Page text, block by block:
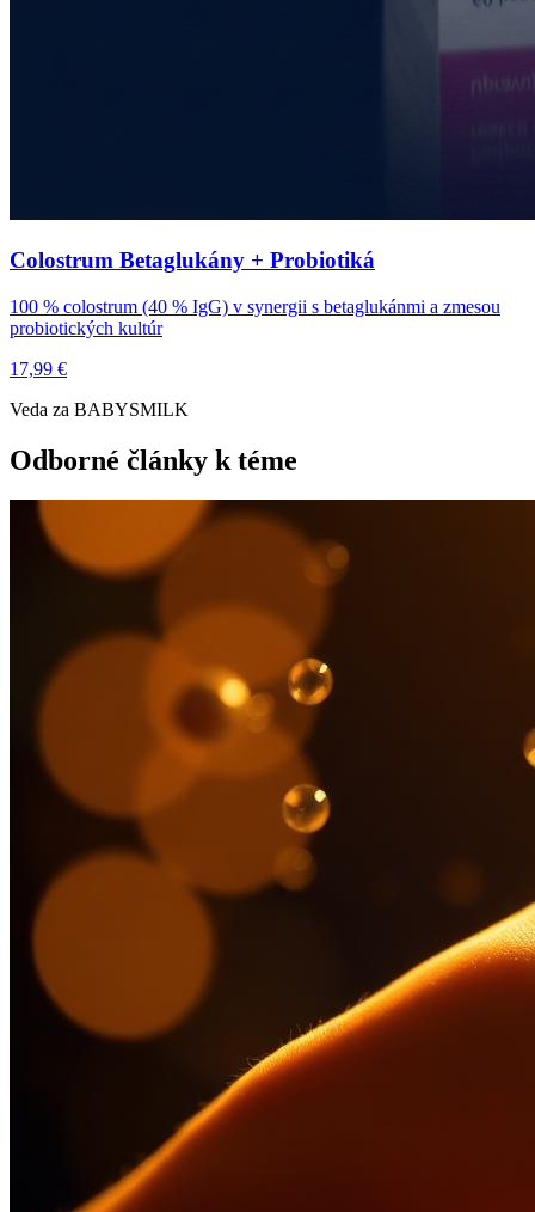
Colostrum Betaglukány + Probiotiká
100 % colostrum (40 % IgG) v synergii s betaglukánmi a zmesou
probiotických kultúr
17,99 €
Veda za BABYSMILK
Odborné články k téme